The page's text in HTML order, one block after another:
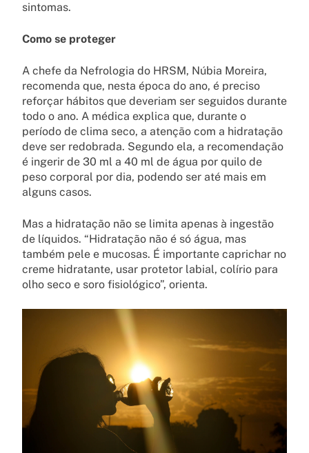
sintomas.
Como se proteger
A chefe da Nefrologia do HRSM, Núbia Moreira,
recomenda que, nesta época do ano, é preciso
reforçar hábitos que deveriam ser seguidos durante
todo o ano. A médica explica que, durante o
período de clima seco, a atenção com a hidratação
deve ser redobrada. Segundo ela, a recomendação
é ingerir de 30 ml a 40 ml de água por quilo de
peso corporal por dia, podendo ser até mais em
alguns casos.
Mas a hidratação não se limita apenas à ingestão
de líquidos. “Hidratação não é só água, mas
também pele e mucosas. É importante caprichar no
creme hidratante, usar protetor labial, colírio para
olho seco e soro fisiológico”, orienta.